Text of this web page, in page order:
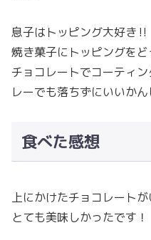
息子はトッピング大好き‼︎
焼き菓子にトッピングをど
チョコレートでコーティ
レーでも落ちずにいいか
食べた感想
上にかけたチョコレート
とても美味しかったです！